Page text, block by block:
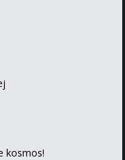
kosmos!